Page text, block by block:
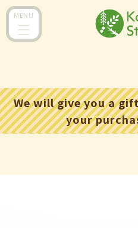
跳到内
容
MENU
We will give you a
your